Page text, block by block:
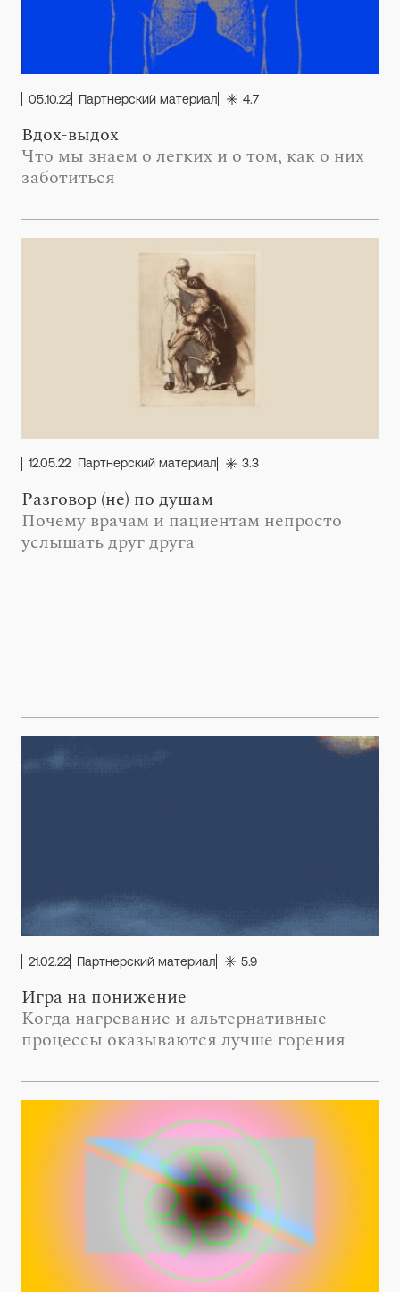
05.10.22 Партнерский материал 4.7
Вдох-выдох
Что мы знаем о легких и о том, как о них
заботиться
12.05.22 Партнерский материал 3.3
Разговор (не) по душам
Почему врачам и пациентам непросто
услышать друг друга
21.02.22 Партнерский материал 5.9
Игра на понижение
Когда нагревание и альтернативные
процессы оказываются лучше горения